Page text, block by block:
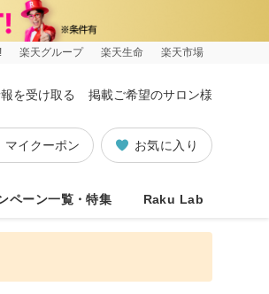
楽天グループ 楽天生命 楽天市場
を受け取る 掲載ご希望のサロン様
お気に入り
マイクーポン
ペーン一覧・特集 Raku Lab